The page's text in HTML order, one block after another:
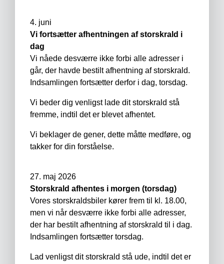
4. juni
Vi fortsætter afhentningen af storskrald i
dag
Vi nåede desværre ikke forbi alle adresser i
går, der havde bestilt afhentning af storskrald.
Indsamlingen fortsætter derfor i dag, torsdag.
Vi beder dig venligst lade dit storskrald stå
fremme, indtil det er blevet afhentet.
Vi beklager de gener, dette måtte medføre, og
takker for din forståelse.
27. maj 2026
Storskrald afhentes i morgen (torsdag)
Vores storskraldsbiler kører frem til kl. 18.00,
men vi når desværre ikke forbi alle adresser,
der har bestilt afhentning af storskrald til i dag.
Indsamlingen fortsætter torsdag.
Lad venligst dit storskrald stå ude, indtil det er